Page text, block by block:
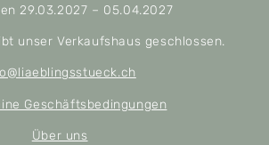
29.03.2027 – 05.04.2027
unser Verkaufshaus geschlossen.
Geschäftsbedingungen
Über uns